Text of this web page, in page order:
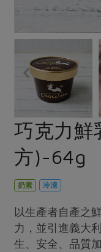
調味醬料/南北貨
休閒零嘴
保健食品
居家好物
美妝保養
家庭清潔
日用品
防災用品
最新產品
優惠專區
漬物
涼拌沙拉
主題食譜
異國料理
養身食補
節慶大餐
更多當季產品
主婦聯盟X樂齡網特約
30%rPET紅烏龍茶
2024農業發展計畫年
更多議題活動
把最好的台灣味帶回
非基改運動
廢核運動
減添加物
公益金
更多議題
生活者e週報
綠主張月刊
典藏閱覽室
硝酸鹽檢驗
社員權益
合作社法規
社務專區
選舉專區
最新消息
下載專區
巧克力鮮
方)-64g
奶素 冷凍
以生產者自產之
力，並引進義大
生、安全、品質